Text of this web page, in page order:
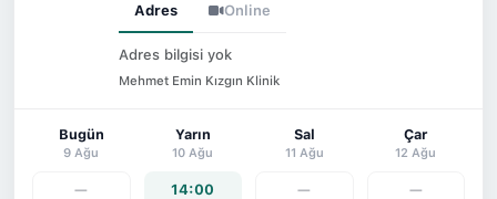
Adres Online
Adres bilgisi yok
Mehmet Emin Kızgın Klinik
Bugün
9 Ağu
—
Yarın
10 Ağu
14:00
Sal
11 Ağu
—
Çar
12 Ağu
—